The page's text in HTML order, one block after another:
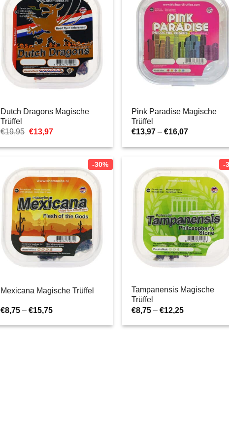
Dutch Dragons Magische
Trüffel
€19,95 Ursprünglicher
war:
€13,97Aktueller
ist:
Pink Paradise Magische
Trüffel
€13,97 –€16,07
bis
-30%
Mexicana Magische Trüffel
€8,75 –€15,75Preisspanne:
bis
-
Tampanensis Magische
Trüffel
€8,75 –€12,25Preisspanne:
bis